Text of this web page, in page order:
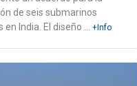
de seis submarinos
India. El diseño ...
+Info